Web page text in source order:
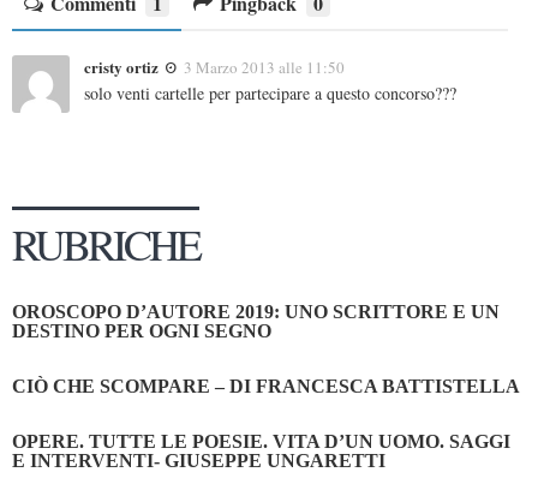
cristy ortiz 3 Marzo 2013 alle 11:50
solo venti cartelle per partecipare a questo concorso???
RUBRICHE
OROSCOPO D’AUTORE 2019: UNO SCRITTORE E UN
DESTINO PER OGNI SEGNO
CIÒ CHE SCOMPARE – DI FRANCESCA BATTISTELLA
OPERE. TUTTE LE POESIE. VITA D’UN UOMO. SAGGI
E INTERVENTI- GIUSEPPE UNGARETTI